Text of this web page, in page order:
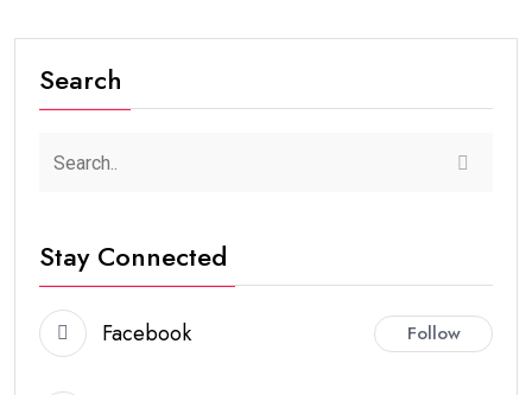
Search
Stay Connected
Facebook Follow